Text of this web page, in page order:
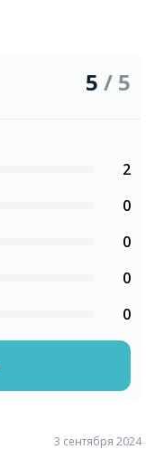
3 сентября 2024
5 / 5
2
0
0
0
0